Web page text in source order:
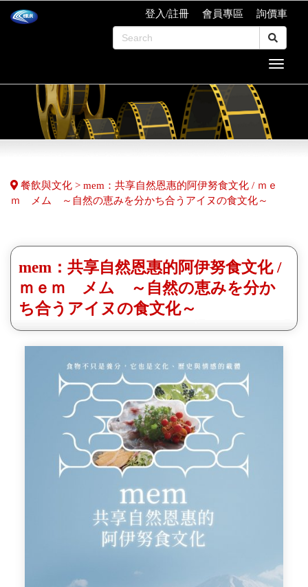
登入/註冊 會員專區 詢價車
餐飲與文化 > mem：共享自然恩惠的阿伊努食文化 / ｍｅ
ｍ メム ～自然の恵みを分かち合うアイヌの食文化～
mem：共享自然恩惠的阿伊努食文化 /
ｍｅｍ メム ～自然の恵みを分か
ち合うアイヌの食文化～